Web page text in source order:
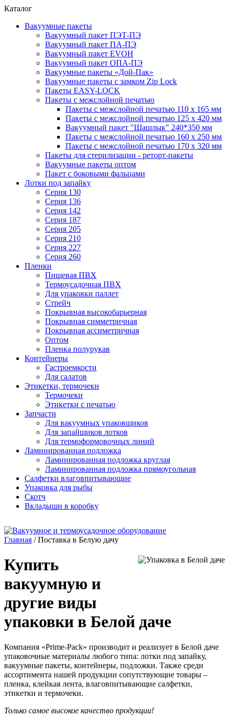
Каталог
Вакуумные пакеты
Вакуумный пакет ПЭТ-ПЭ
Вакуумный пакет ПА-ПЭ
Вакуумный пакет EVOH
Вакуумный пакет ОПА-ПЭ
Вакуумные пакеты «Дой-Пак»
Вакуумные пакеты с замком Zip Lock
Пакеты EASY-LOCK
Пакеты с межслойной печатью
Пакеты с межслойной печатью 110 x 165 мм
Пакеты с межслойной печатью 125 x 420 мм
Вакуумный пакет "Шашлык" 240*350 мм
Пакеты с межслойной печатью 160 x 250 мм
Пакеты с межслойной печатью 170 x 320 мм
Пакеты для стерилизации - реторт-пакеты
Вакуумные пакеты оптом
Пакет с боковыми фальцами
Лотки под запайку
Серия 130
Серия 136
Серия 142
Серия 187
Серия 205
Серия 210
Серия 227
Серия 260
Пленки
Пищевая ПВХ
Термоусадочная ПВХ
Для упаковки паллет
Стрейч
Покрывная высокобарьерная
Покрывная симметричная
Покрывная ассиметричная
Оптом
Пленка полурукав
Контейнеры
Гастроемкости
Для салатов
Этикетки, термочеки
Термочеки
Этикетки с печатью
Запчасти
Для вакуумных упаковщиков
Для запайщиков лотков
Для термоформовочных линий
Ламинированная подложка
Ламинированная подложка круглая
Ламинированная подложка прямоугольная
Салфетки влаговпитывающие
Упаковка для рыбы
Скотч
Вкладыши в коробку
Главная /Поставка в Белую дачу
Купить
вакуумную и
другие виды
упаковки в Белой даче
Компания «Prime-Pack» производит и реализует в Белой даче
упаковочные материалы любого типа: лотки под запайку,
вакуумные пакеты, контейнеры, подложки. Также среди
ассортимента нашей продукции сопутствующие товары –
пленка, клейкая лента, влаговпитывающие салфетки,
этикетки и термочеки.
Только самое высокое качество продукции!